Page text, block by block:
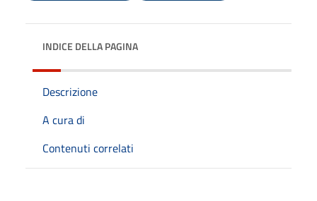
INDICE DELLA PAGINA
Descrizione
A cura di
Contenuti correlati